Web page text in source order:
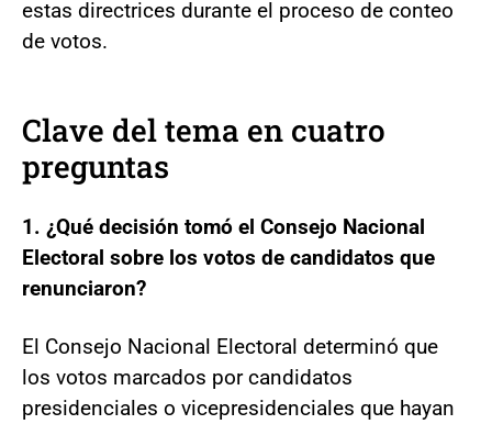
estas directrices durante el proceso de conteo
de votos.
Clave del tema en cuatro
preguntas
1. ¿Qué decisión tomó el Consejo Nacional
Electoral sobre los votos de candidatos que
renunciaron?
El Consejo Nacional Electoral determinó que
los votos marcados por candidatos
presidenciales o vicepresidenciales que hayan